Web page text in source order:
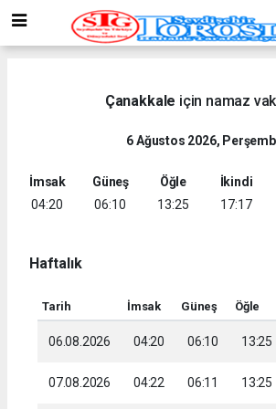
Çanakkale için namaz
6 Ağustos 2026,
İmsak
04:20
Güneş
06:10
Öğle
13:25
İkindi
17:17
Haftalık
Tarih İmsak Güneş Öğle
06.08.2026 04:20 06:10 13:25
07.08.2026 04:22 06:11 13:25